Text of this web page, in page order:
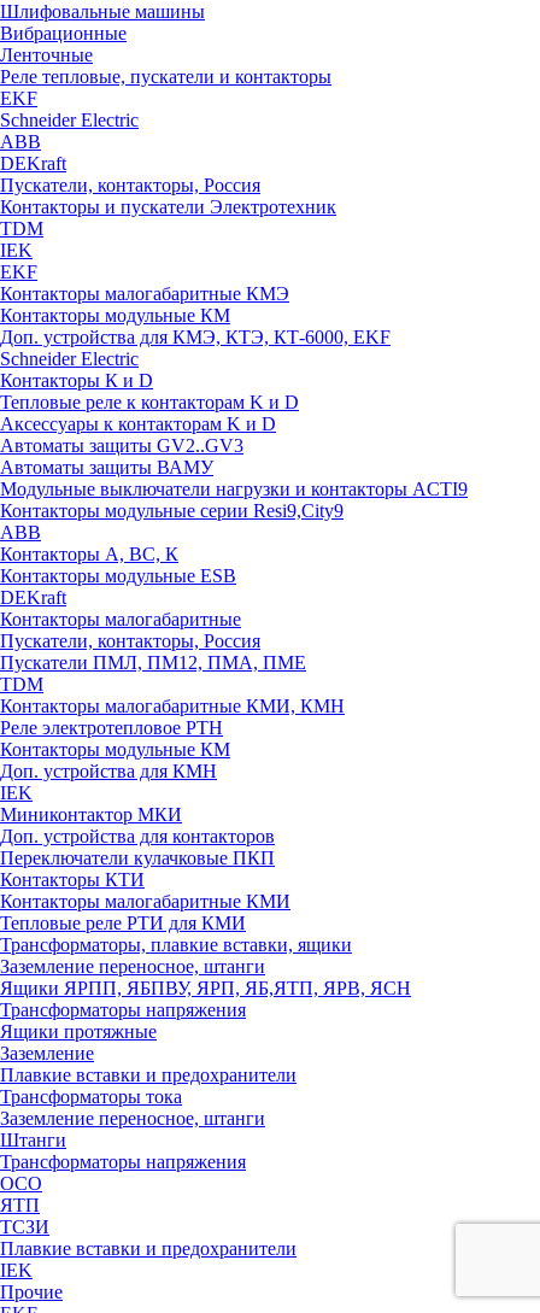
Шлифовальные машины
Вибрационные
Ленточные
Реле тепловые, пускатели и контакторы
EKF
Schneider Electric
ABB
DEKraft
Пускатели, контакторы, Россия
Контакторы и пускатели Электротехник
TDM
IEK
EKF
Контакторы малогабаритные КМЭ
Контакторы модульные КМ
Доп. устройства для КМЭ, КТЭ, КТ-6000, EKF
Schneider Electric
Контакторы К и D
Тепловые реле к контакторам K и D
Аксессуары к контакторам K и D
Автоматы защиты GV2..GV3
Автоматы защиты ВАМУ
Модульные выключатели нагрузки и контакторы ACTI9
Контакторы модульные серии Resi9,City9
ABB
Контакторы А, ВС, К
Контакторы модульные ESB
DEKraft
Контакторы малогабаритные
Пускатели, контакторы, Россия
Пускатели ПМЛ, ПМ12, ПМА, ПМЕ
TDM
Контакторы малогабаритные КМИ, КМН
Реле электротепловое РТН
Контакторы модульные КМ
Доп. устройства для КМН
IEK
Миниконтактор МКИ
Доп. устройства для контакторов
Переключатели кулачковые ПКП
Контакторы КТИ
Контакторы малогабаритные КМИ
Тепловые реле РTИ для КМИ
Трансформаторы, плавкие вставки, ящики
Заземление переносное, штанги
Ящики ЯРПП, ЯБПВУ, ЯРП, ЯБ,ЯТП, ЯРВ, ЯСН
Трансформаторы напряжения
Ящики протяжные
Заземление
Плавкие вставки и предохранители
Трансформаторы тока
Заземление переносное, штанги
Штанги
Трансформаторы напряжения
ОСО
ЯТП
ТСЗИ
Плавкие вставки и предохранители
IEK
Прочие